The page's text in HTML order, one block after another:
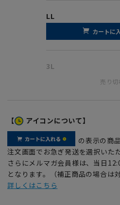
LL
カートに
3L
売り切
【 アイコンについて】
の表示の商品
注文画面でお急ぎ発送を選択いた
さらにメルマガ会員様は、当日
となります。（補正商品の場合は
詳しくはこちら